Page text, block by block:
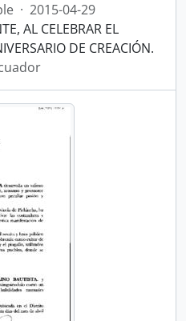
· 2015-04-29
AL CELEBRAR EL
DE CREACIÓN.